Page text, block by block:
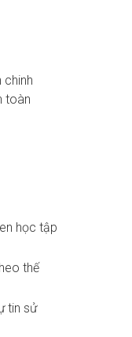
chinh
toàn
học tập
thế
tin sử